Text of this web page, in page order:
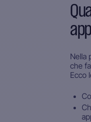
Nella
che
Ecco